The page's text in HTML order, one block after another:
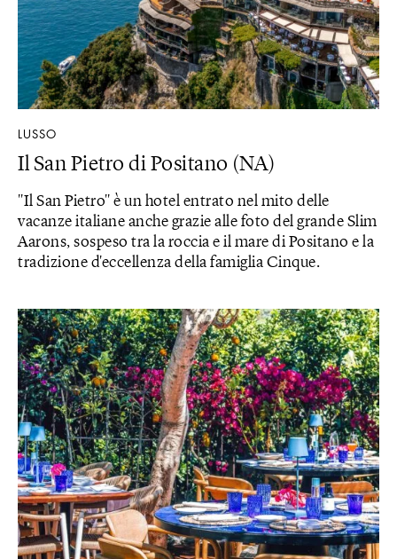
LUSSO
Il San Pietro di Positano (NA)
"Il San Pietro" è un hotel entrato nel mito delle
vacanze italiane anche grazie alle foto del grande Slim
Aarons, sospeso tra la roccia e il mare di Positano e la
tradizione d'eccellenza della famiglia Cinque.